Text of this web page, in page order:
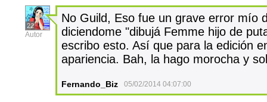
22
Autor
No Guild, Eso fue un grave error mío
diciendome "dibujá Femme hijo de
escribo esto. Así que para la edición
apariencia. Bah, la hago morocha y
Fernando_Biz 05/02/2014 04:07:00